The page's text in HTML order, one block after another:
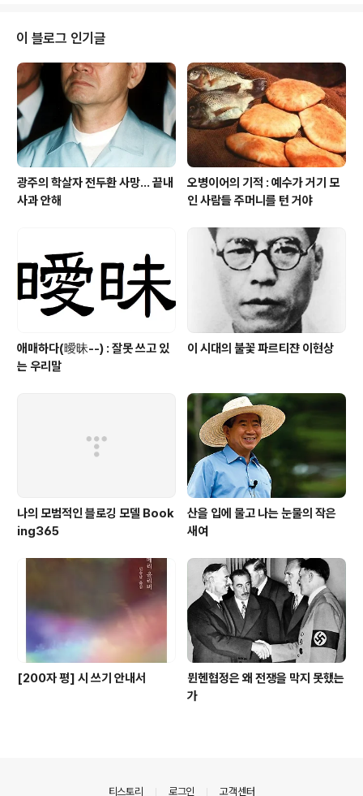
a desperate landLost in a Roman wilderness of
painAnd all the children are insa..
이 블로그 인기글
광주의 학살자 전두환 사망... 끝내
사과 안해
오병이어의 기적 : 예수가 거기 모
인 사람들 주머니를 턴 거야
애매하다(曖昧--) : 잘못 쓰고 있
는 우리말
이 시대의 불꽃 파르티쟌 이현상
나의 모범적인 블로깅 모델 Book
ing365
산을 입에 물고 나는 눈물의 작은
새여
[200자 평] 시 쓰기 안내서
뮌헨협정은 왜 전쟁을 막지 못했는
가
티스토리 로그인 고객센터